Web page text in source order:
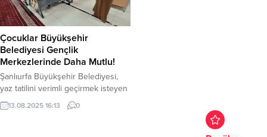
Çocuklar Büyükşehir
Belediyesi Gençlik
Merkezlerinde Daha Mutlu!
Şanlıurfa Büyükşehir Belediyesi,
yaz tatilini verimli geçirmek isteyen
çocuklar ve gençler için Gençlik
Merkezlerinde çeşitli kurslar
13.08.2025 16:13 0